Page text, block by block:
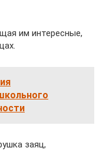
им интересные,
заяц,